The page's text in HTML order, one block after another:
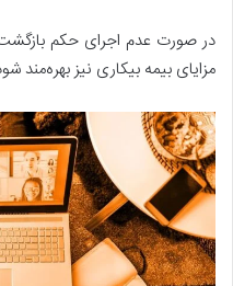
در صورت عدم اجرای حکم بازگشت
مزایای بیمه بیکاری نیز بهره‌مند